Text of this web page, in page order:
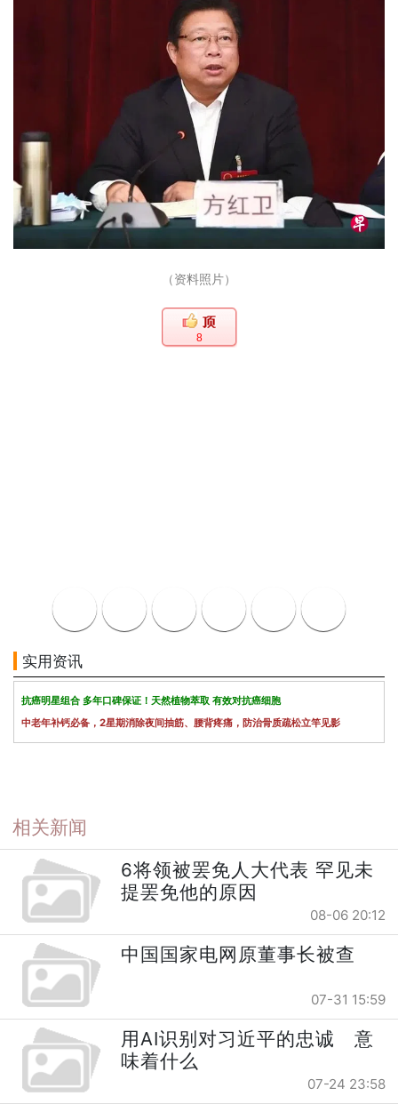
（资料照片）
8
实用资讯
抗癌明星组合 多年口碑保证！天然植物萃取 有效对抗癌细胞
中老年补钙必备，2星期消除夜间抽筋、腰背疼痛，防治骨质疏松立竿见影
相关新闻
6将领被罢免人大代表 罕见未
提罢免他的原因
08-06 20:12
中国国家电网原董事长被查
07-31 15:59
用AI识别对习近平的忠诚 意
味着什么
07-24 23:58